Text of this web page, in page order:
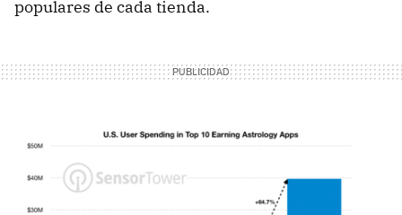
populares de cada tienda.